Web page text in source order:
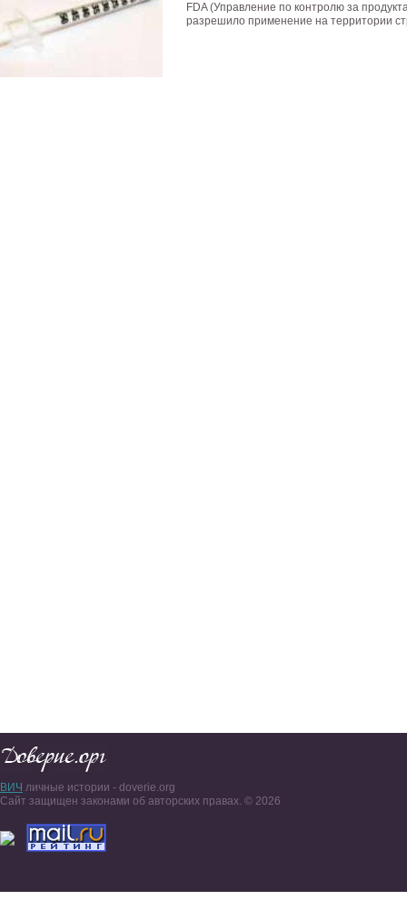
FDA (Управление по контролю за
разрешило применение на территории
ВИЧ личные истории - doverie.org
Сайт защищен законами об авторских правах. © 2026